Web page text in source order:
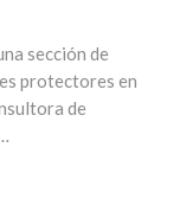
sección de
protectores en
de